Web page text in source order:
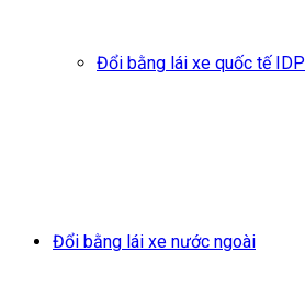
Đổi bằng lái xe quốc tế IDP
Đổi bằng lái xe nước ngoài